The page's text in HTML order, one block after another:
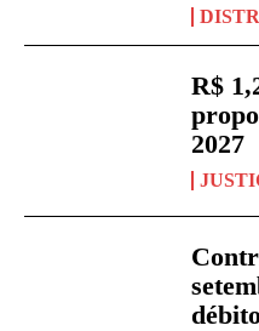
R$
2027